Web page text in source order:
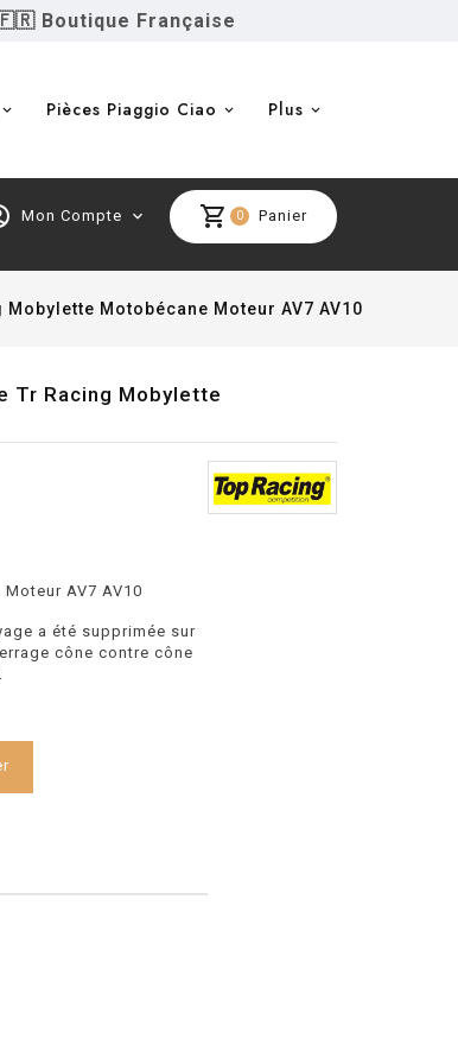
Boutique Française
Pièces Piaggio Ciao Plus
shopping_cart 0 Panier
Mon Compte expand_more
Motobécane Moteur AV7 AV10
Tr Racing Mobylette
AV7 AV10
a été supprimée sur
cône contre cône